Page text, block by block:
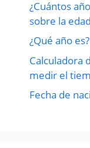
¿Cuántos
sobre la
¿Qué año es?
Calculadora
medir el
Fecha de